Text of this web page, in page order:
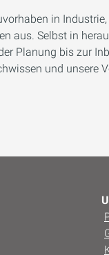
in
aus. Selbst in
Planung bis zur
und